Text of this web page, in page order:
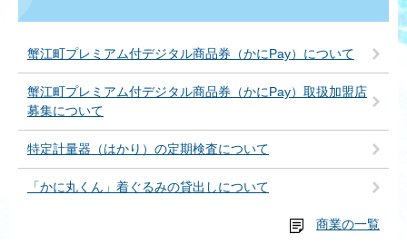
蟹江町プレミアム付デジタル商品券（かにPay）について
蟹江町プレミアム付デジタル商品券（かにPay）取扱加盟店
募集について
特定計量器（はかり）の定期検査について
「かに丸くん」着ぐるみの貸出しについて
商業の一覧